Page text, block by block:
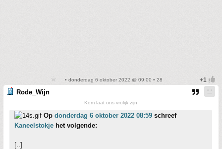
• donderdag 6 oktober 2022 @ 09:00 • 28
Rode_Wijn
Kom laat ons vrolijk zijn
Op donderdag 6 oktober 2022 08:59 schreef
Kaneelstokje het volgende:
[..]